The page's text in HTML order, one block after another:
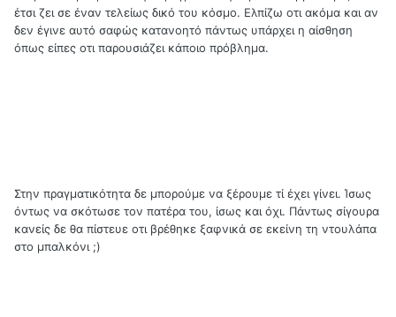
έτσι ζει σε έναν τελείως δικό του κόσμο. Ελπίζω οτι ακόμα και αν
δεν έγινε αυτό σαφώς κατανοητό πάντως υπάρχει η αίσθηση
όπως είπες οτι παρουσιάζει κάποιο πρόβλημα.
Στην πραγματικότητα δε μπορούμε να ξέρουμε τί έχει γίνει. Ίσως
όντως να σκότωσε τον πατέρα του, ίσως και όχι. Πάντως σίγουρα
κανείς δε θα πίστευε οτι βρέθηκε ξαφνικά σε εκείνη τη ντουλάπα
στο μπαλκόνι ;)